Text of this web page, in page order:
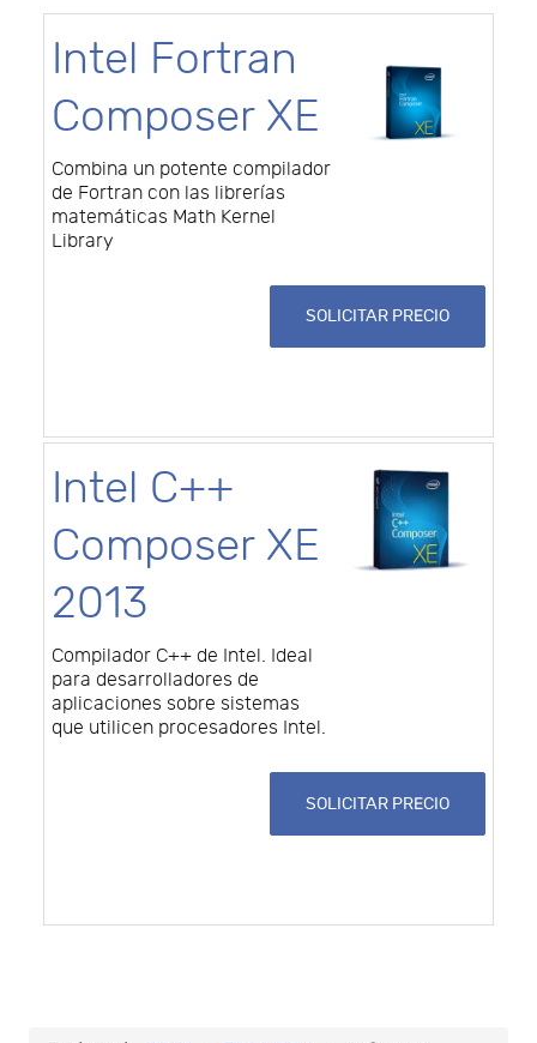
Intel Fortran
Composer XE
Combina un potente compilador
de Fortran con las librerías
matemáticas Math Kernel
Library
SOLICITAR PRECIO
Intel C++
Composer XE
2013
Compilador C++ de Intel. Ideal
para desarrolladores de
aplicaciones sobre sistemas
que utilicen procesadores Intel.
SOLICITAR PRECIO